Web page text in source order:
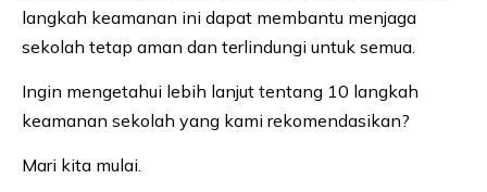
langkah keamanan ini dapat membantu menjaga
sekolah tetap aman dan terlindungi untuk semua.
Ingin mengetahui lebih lanjut tentang 10 langkah
keamanan sekolah yang kami rekomendasikan?
Mari kita mulai.